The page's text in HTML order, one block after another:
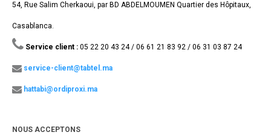
54, Rue Salim Cherkaoui, par BD ABDELMOUMEN Quartier des Hôpitaux,
Casablanca.
Service client : 05 22 20 43 24 / 06 61 21 83 92 / 06 31 03 87 24
service-client@tabtel.ma
hattabi@ordiproxi.ma
NOUS ACCEPTONS